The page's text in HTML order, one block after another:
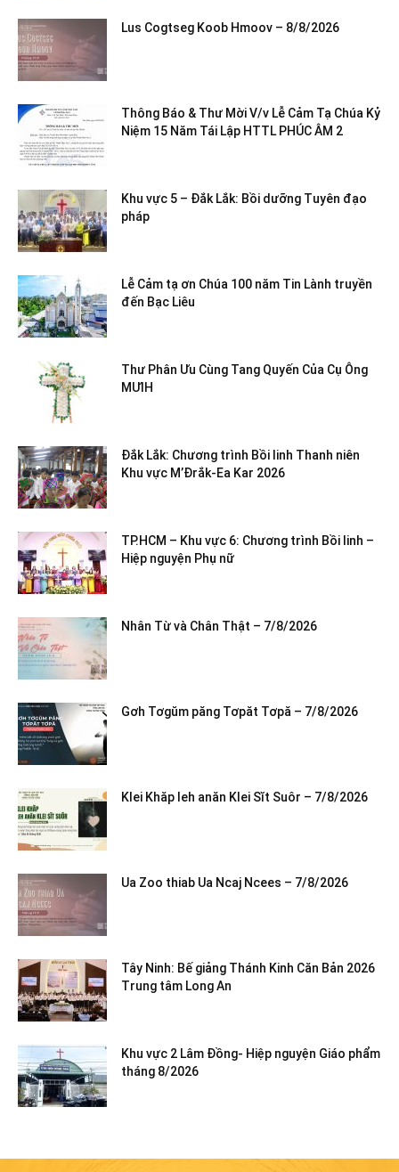
Lus Cogtseg Koob Hmoov – 8/8/2026
Thông Báo & Thư Mời V/v Lễ Cảm Tạ Chúa Kỷ
Niệm 15 Năm Tái Lập HTTL PHÚC ÂM 2
Khu vực 5 – Đắk Lắk: Bồi dưỡng Tuyên đạo
pháp
Lễ Cảm tạ ơn Chúa 100 năm Tin Lành truyền
đến Bạc Liêu
Thư Phân Ưu Cùng Tang Quyến Của Cụ Ông
MƯIH
Đắk Lắk: Chương trình Bồi linh Thanh niên
Khu vực M’Đrắk-Ea Kar 2026
TP.HCM – Khu vực 6: Chương trình Bồi linh –
Hiệp nguyện Phụ nữ
Nhân Từ và Chân Thật – 7/8/2026
Gơh Tơgŭm păng Tơpăt Tơpă – 7/8/2026
Klei Khăp leh anăn Klei Sĭt Suôr – 7/8/2026
Ua Zoo thiab Ua Ncaj Ncees – 7/8/2026
Tây Ninh: Bế giảng Thánh Kinh Căn Bản 2026
Trung tâm Long An
Khu vực 2 Lâm Đồng- Hiệp nguyện Giáo phẩm
tháng 8/2026